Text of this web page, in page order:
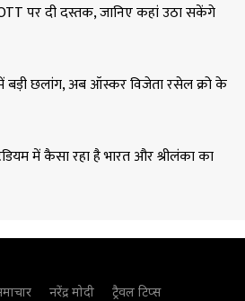
पर दी दस्तक, जानिए कहां उठा सकेंगे
में बड़ी छलांग, अब ऑस्कर विजेता रसेल क्रो के
में कैसा रहा है भारत और श्रीलंका का
नरेंद्र मोदी
ट्रैवल टिप्स